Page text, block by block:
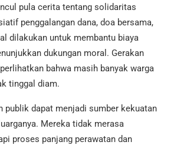
pula cerita tentang solidaritas
penggalangan dana, doa bersama,
dilakukan untuk membantu biaya
dukungan moral. Gerakan
bahwa masih banyak warga
tinggal diam.
publik dapat menjadi sumber kekuatan
Mereka tidak merasa
proses panjang perawatan dan